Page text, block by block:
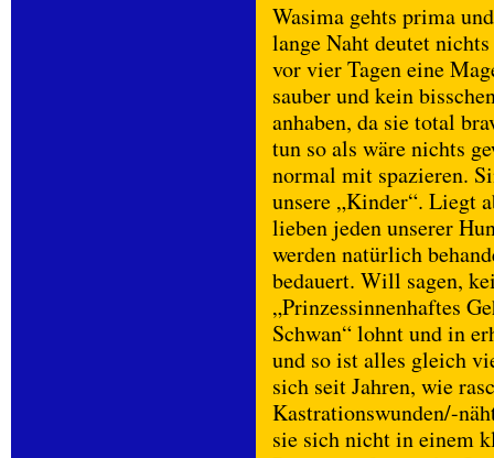
Wasima gehts prima
lange Naht deutet
vor vier Tagen eine
sauber und kein
anhaben, da sie total
tun so als wäre nichts
normal mit spazieren.
unsere „Kinder“. Liegt
lieben jeden unserer
werden natürlich
bedauert. Will sagen,
„Prinzessinnenhaftes
Schwan“ lohnt und in
und so ist alles gleich
sich seit Jahren, wie
Kastrationswunden/-
sie sich nicht in einem